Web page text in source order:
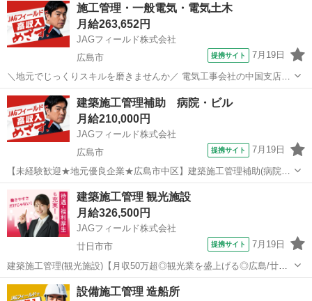
施工管理・一般電気・電気土木
月給263,652円
JAGフィールド株式会社
広島市
提携サイト 7月19日
＼地元でじっくりスキルを磨きませんか／ 電気工事会社の中国支店が
管轄する工事の技術者を募集しております。 現場管理の経験がある施
工管理技術者を探しています。 【応募条件】 〇現場監督の経験2年
以上 〇CAD操...
広島 広島市 その他
建築施工管理補助 病院・ビル
月給210,000円
JAGフィールド株式会社
広島市
提携サイト 7月19日
【未経験歓迎★地元優良企業★広島市中区】建築施工管理補助(病院・
ビルなど) 〔経験不問◇35歳以下の技術を身につけたい若手募集◎〕病
院やオフィスビル、商業施設、注文住宅などの新築工事における建築
施工管理技術者(若手)を募...
広島市 その他
建築施工管理 観光施設
月給326,500円
JAGフィールド株式会社
廿日市市
提携サイト 7月19日
建築施工管理(観光施設)【月収50万超◎観光業を盛上げる◎広島/廿日
市】 ◆◆育児&amp;介護補助アリ・福利厚生充実◆◆ ◇◇
建設業OB/OGは高待遇でお迎え◇◇廿日市市で内装・外壁改修に伴な
広島 廿日市市 その他
設備施工管理 造船所